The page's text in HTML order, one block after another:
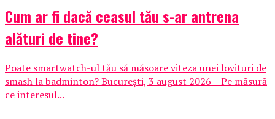
Cum ar fi dacă ceasul tău s-ar antrena
alături de tine?
Poate smartwatch-ul tău să măsoare viteza unei lovituri de
smash la badminton? București, 3 august 2026 – Pe măsură
ce interesul...